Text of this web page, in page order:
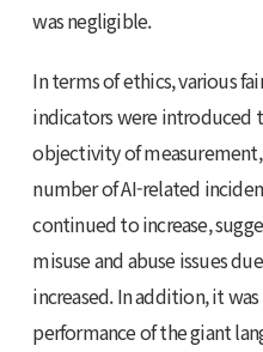
was negligible.
In terms of ethics, various
indicators were introduced
objectivity of
number of AI-related
continued to increase,
misuse and abuse issues
increased. In addition, it
performance of the giant